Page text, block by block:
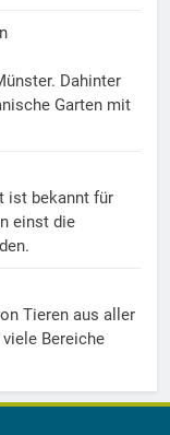
Dahinter
Garten mit
ist bekannt für
einst die
Tieren aus aller
Bereiche